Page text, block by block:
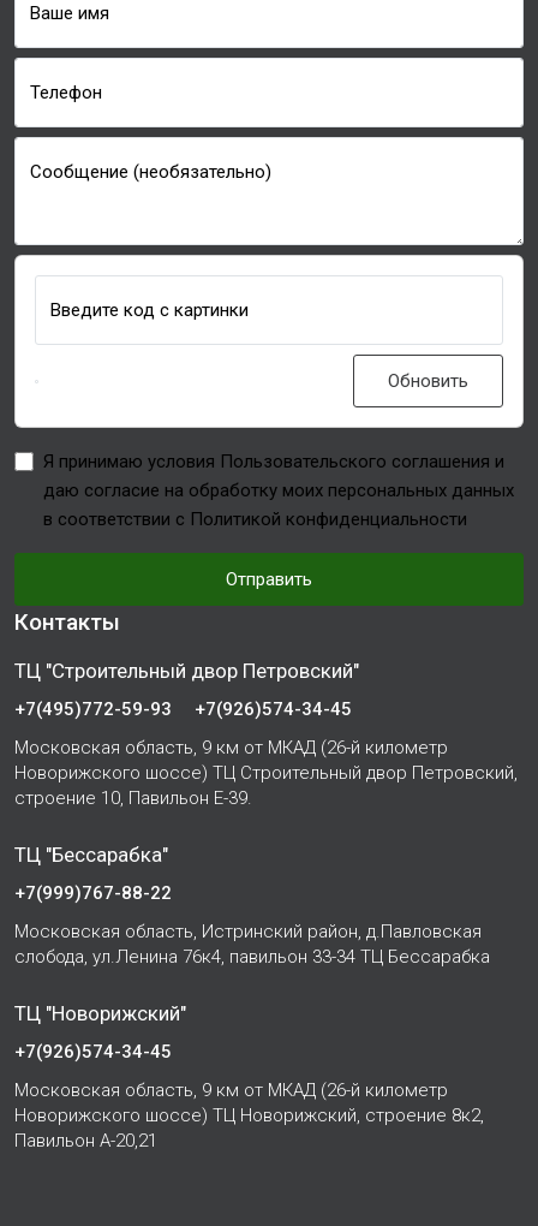
Ваше имя
Телефон
Сообщение (необязательно)
Введите код с картинки
Обновить
Я принимаю условия Пользовательского соглашения и
даю согласие на обработку моих персональных данных
в соответствии с Политикой конфиденциальности
Отправить
Контакты
ТЦ "Строительный двор Петровский"
+7(495)772-59-93
+7(926)574-34-45
Московская область, 9 км от МКАД (26-й километр
Новорижского шоссе) ТЦ Строительный двор Петровский,
строение 10, Павильон Е-39.
ТЦ "Бессарабка"
+7(999)767-88-22
Московская область, Истринский район, д.Павловская
слобода, ул.Ленина 76к4, павильон 33-34 ТЦ Бессарабка
ТЦ "Новорижский"
+7(926)574-34-45
Московская область, 9 км от МКАД (26-й километр
Новорижского шоссе) ТЦ Новорижский, строение 8к2,
Павильон А-20,21